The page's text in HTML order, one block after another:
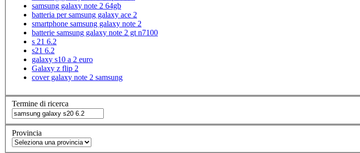
samsung galaxy note 2 64gb
batteria per samsung galaxy ace 2
smartphone samsung galaxy note 2
batterie samsung galaxy note 2 gt n7100
s 21 6.2
s21 6.2
galaxy s10 a 2 euro
Galaxy z flip 2
cover galaxy note 2 samsung
Termine di ricerca
Provincia